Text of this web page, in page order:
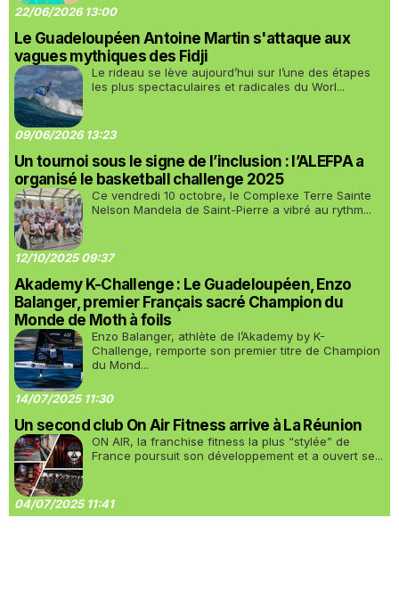
22/06/2026 13:00
Le Guadeloupéen Antoine Martin s'attaque aux
vagues mythiques des Fidji
Le rideau se lève aujourd’hui sur l’une des étapes
les plus spectaculaires et radicales du Worl...
09/06/2026 13:23
Un tournoi sous le signe de l’inclusion : l’ALEFPA a
organisé le basketball challenge 2025
Ce vendredi 10 octobre, le Complexe Terre Sainte
Nelson Mandela de Saint-Pierre a vibré au rythm...
12/10/2025 09:37
Akademy K-Challenge : Le Guadeloupéen, Enzo
Balanger, premier Français sacré Champion du
Monde de Moth à foils
Enzo Balanger, athlète de l’Akademy by K-
Challenge, remporte son premier titre de Champion
du Mond...
14/07/2025 11:30
Un second club On Air Fitness arrive à La Réunion
ON AIR, la franchise fitness la plus “stylée” de
France poursuit son développement et a ouvert se...
04/07/2025 11:41